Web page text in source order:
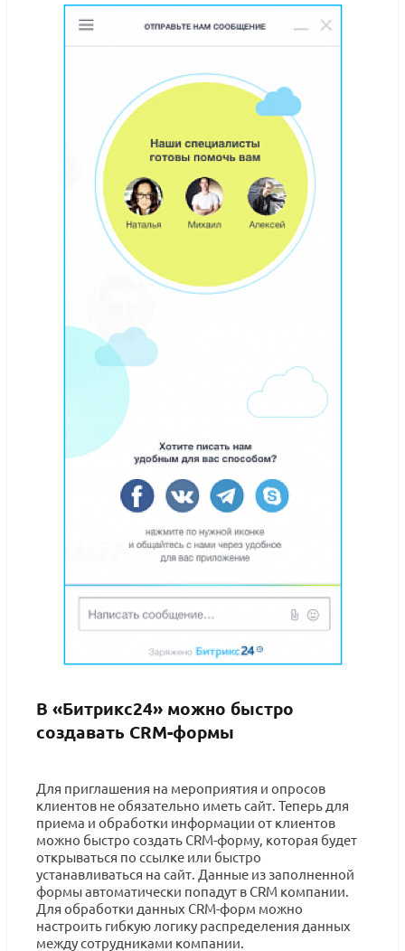
В «Битрикс24» можно быстро
создавать CRM-формы
Для приглашения на мероприятия и опросов
клиентов не обязательно иметь сайт. Теперь для
приема и обработки информации от клиентов
можно быстро создать CRM-форму, которая будет
открываться по ссылке или быстро
устанавливаться на сайт. Данные из заполненной
формы автоматически попадут в CRM компании.
Для обработки данных CRM-форм можно
настроить гибкую логику распределения данных
между сотрудниками компании.